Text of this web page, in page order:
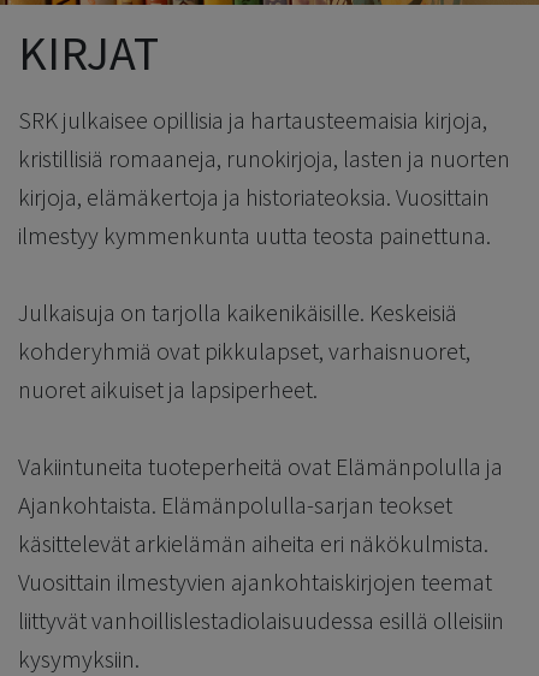
KIRJAT
SRK julkaisee opillisia ja hartausteemaisia kirjoja,
kristillisiä romaaneja, runokirjoja, lasten ja nuorten
kirjoja, elämäkertoja ja historiateoksia. Vuosittain
ilmestyy kymmenkunta uutta teosta painettuna.
Julkaisuja on tarjolla kaikenikäisille. Keskeisiä
kohderyhmiä ovat pikkulapset, varhaisnuoret,
nuoret aikuiset ja lapsiperheet.
Vakiintuneita tuoteperheitä ovat Elämänpolulla ja
Ajankohtaista. Elämänpolulla-sarjan teokset
käsittelevät arkielämän aiheita eri näkökulmista.
Vuosittain ilmestyvien ajankohtaiskirjojen teemat
liittyvät vanhoillislestadiolaisuudessa esillä olleisiin
kysymyksiin.